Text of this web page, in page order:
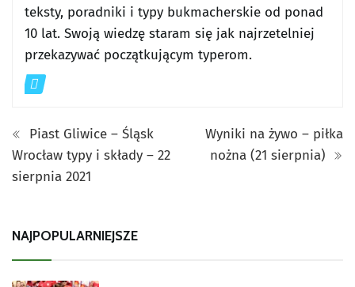
teksty, poradniki i typy bukmacherskie od ponad
10 lat. Swoją wiedzę staram się jak najrzetelniej
przekazywać początkującym typerom.
Piast Gliwice – Śląsk
Wrocław typy i składy – 22
sierpnia 2021
Wyniki na żywo – piłka
nożna (21 sierpnia)
NAJPOPULARNIEJSZE